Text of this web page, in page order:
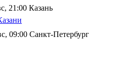
21:00 Казань
09:00 Санкт-Петербург